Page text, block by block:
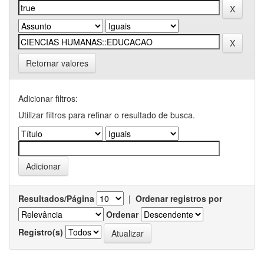
Retornar valores
Adicionar filtros:
Utilizar filtros para refinar o resultado de busca.
Resultados/Página | Ordenar registros por
Ordenar
Registro(s)